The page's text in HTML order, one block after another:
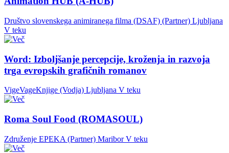
Društvo slovenskega animiranega filma (DSAF) (Partner) Ljubljana
V teku
Word: Izboljšanje percepcije, kroženja in razvoja
trga evropskih grafičnih romanov
VigeVageKnjige (Vodja) Ljubljana V teku
Roma Soul Food (ROMASOUL)
Združenje EPEKA (Partner) Maribor V teku